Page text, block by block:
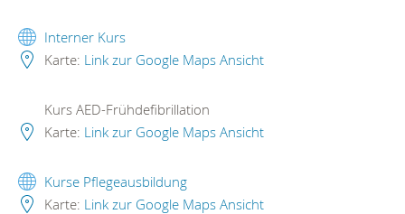
Interner Kurs
Karte: Link zur Google Maps Ansicht
Kurs AED-Frühdefibrillation
Karte: Link zur Google Maps Ansicht
Kurse Pflegeausbildung
Karte: Link zur Google Maps Ansicht